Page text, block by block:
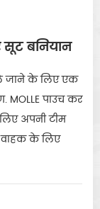
बनियान
जाने के लिए एक
पाउच कर
अपनी टीम
के लिए